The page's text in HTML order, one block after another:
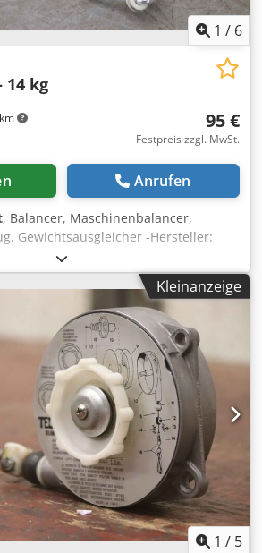
1 / 6
14 kg
95 €
Festpreis zzgl. MwSt.
Anrufen
, Balancer, Maschinenbalancer,
Gewichtsausgleicher -Hersteller:
9181 Ovp -Tragkraft: 10 - 14 kg -
Anzahl: 2x Federzug vorhanden -Preis:
Karton: 270/200/100 mm Dsdpfx
3,8 kg
Kleinanzeige
1 / 5